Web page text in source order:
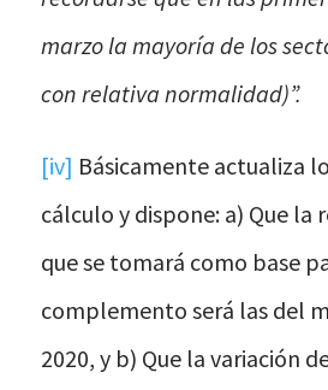
marzo la mayoría de los
con relativa normalidad)”.
[iv] Básicamente actualiza
cálculo y dispone: a) Que la
que se tomará como base
complemento será las del
2020, y b) Que la variación